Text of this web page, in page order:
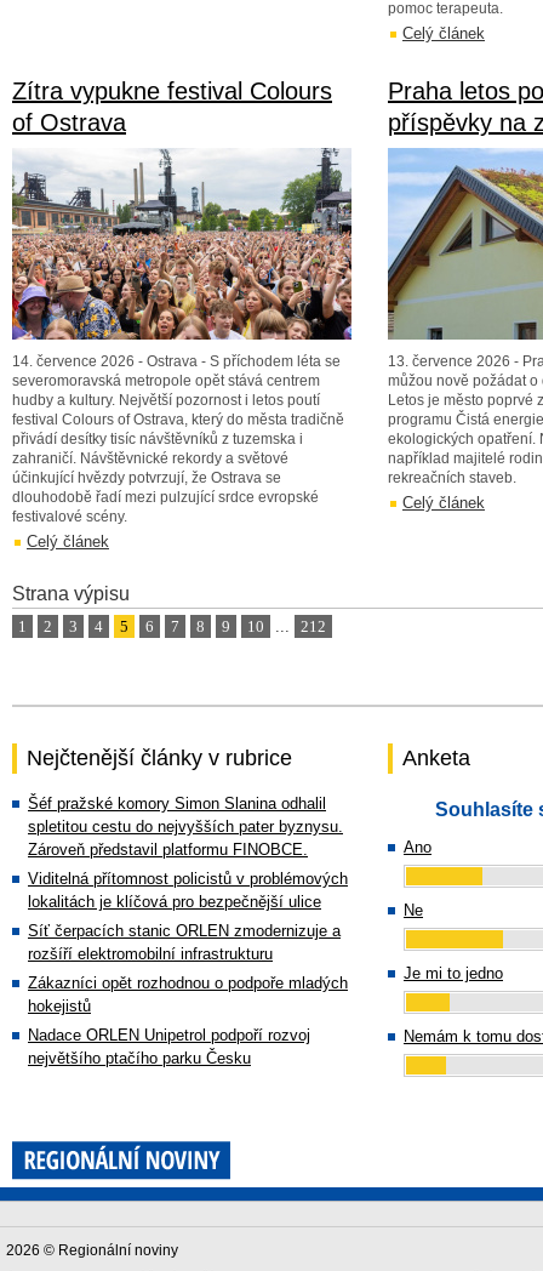
pomoc terapeuta.
Celý článek
Zítra vypukne festival Colours
of Ostrava
14. července 2026 - Ostrava - S příchodem léta se
severomoravská metropole opět stává centrem
hudby a kultury. Největší pozornost i letos poutí
festival Colours of Ostrava, který do města tradičně
přivádí desítky tisíc návštěvníků z tuzemska i
zahraničí. Návštěvnické rekordy a světové
účinkující hvězdy potvrzují, že Ostrava se
dlouhodobě řadí mezi pulzující srdce evropské
festivalové scény.
Celý článek
Praha letos
příspěvky na
13. července 2026 -
můžou nově požádat
Letos je město poprvé
programu Čistá
ekologických opatření.
například majitelé
rekreačních staveb.
Celý článek
Strana výpisu
1 2 3 4 5 6 7 8 9 10 ... 212
Nejčtenější články v rubrice
Šéf pražské komory Simon Slanina odhalil
spletitou cestu do nejvyšších pater byznysu.
Zároveň představil platformu FINOBCE.
Viditelná přítomnost policistů v problémových
lokalitách je klíčová pro bezpečnější ulice
Síť čerpacích stanic ORLEN zmodernizuje a
rozšíří elektromobilní infrastrukturu
Zákazníci opět rozhodnou o podpoře mladých
hokejistů
Nadace ORLEN Unipetrol podpoří rozvoj
největšího ptačího parku Česku
Anketa
Souhlasíte
Ano
Ne
Je mi to jedno
Nemám k tomu
2026 © Regionální noviny